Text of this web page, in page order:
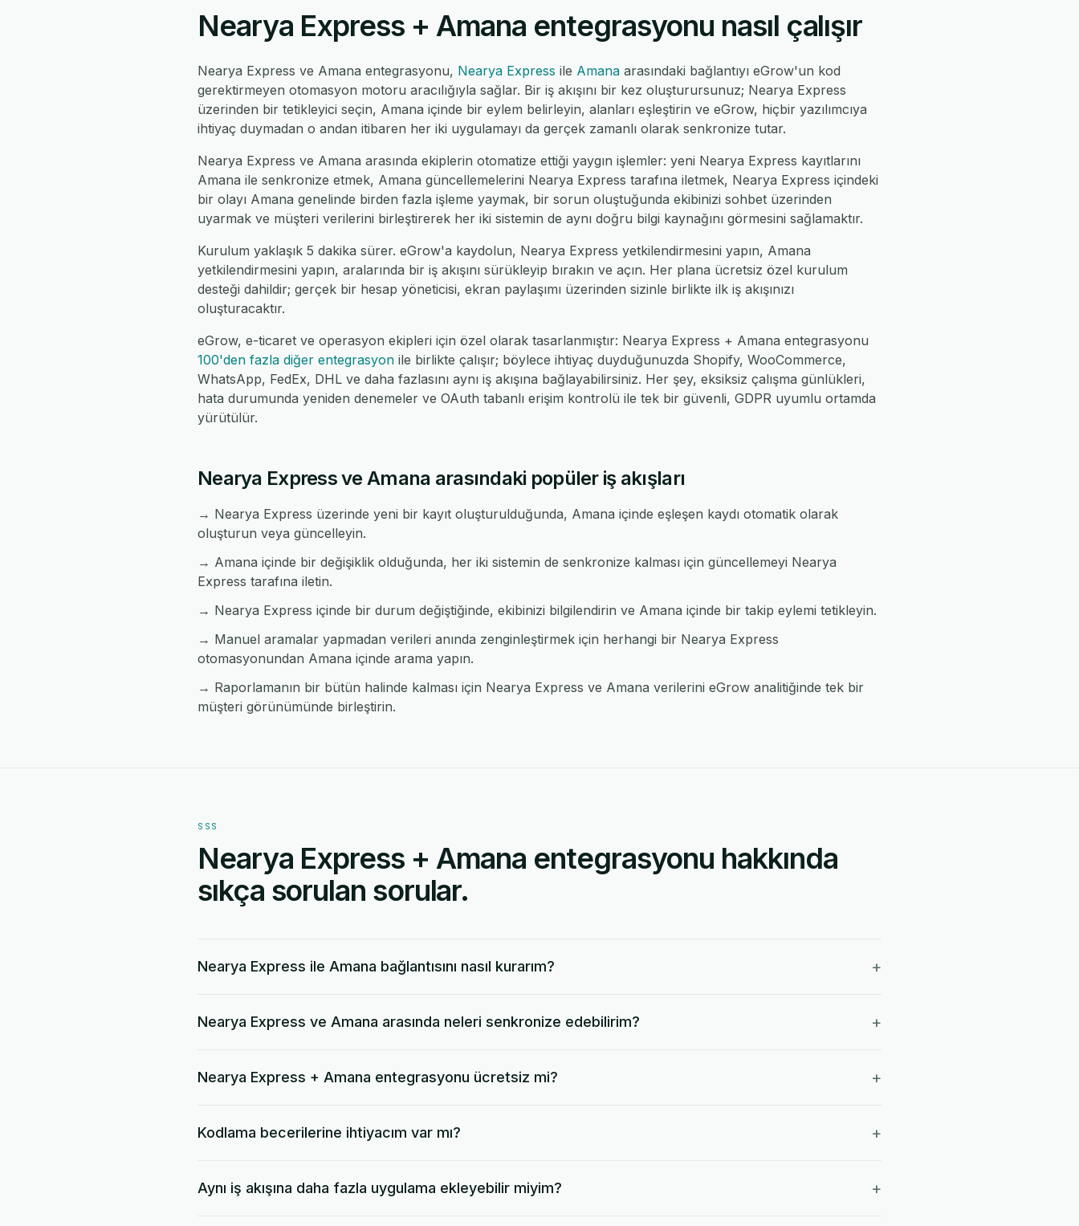
Nearya Express + Amana entegrasyonu nasıl çalışır
Nearya Express ve Amana entegrasyonu, Nearya Express ile Amana arasındaki bağlantıyı eGrow'un kod
gerektirmeyen otomasyon motoru aracılığıyla sağlar. Bir iş akışını bir kez oluşturursunuz; Nearya Express
üzerinden bir tetikleyici seçin, Amana içinde bir eylem belirleyin, alanları eşleştirin ve eGrow, hiçbir yazılımcıya
ihtiyaç duymadan o andan itibaren her iki uygulamayı da gerçek zamanlı olarak senkronize tutar.
Nearya Express ve Amana arasında ekiplerin otomatize ettiği yaygın işlemler: yeni Nearya Express kayıtlarını
Amana ile senkronize etmek, Amana güncellemelerini Nearya Express tarafına iletmek, Nearya Express içindeki
bir olayı Amana genelinde birden fazla işleme yaymak, bir sorun oluştuğunda ekibinizi sohbet üzerinden
uyarmak ve müşteri verilerini birleştirerek her iki sistemin de aynı doğru bilgi kaynağını görmesini sağlamaktır.
Kurulum yaklaşık 5 dakika sürer. eGrow'a kaydolun, Nearya Express yetkilendirmesini yapın, Amana
yetkilendirmesini yapın, aralarında bir iş akışını sürükleyip bırakın ve açın. Her plana ücretsiz özel kurulum
desteği dahildir; gerçek bir hesap yöneticisi, ekran paylaşımı üzerinden sizinle birlikte ilk iş akışınızı
oluşturacaktır.
eGrow, e-ticaret ve operasyon ekipleri için özel olarak tasarlanmıştır: Nearya Express + Amana entegrasyonu
100'den fazla diğer entegrasyon ile birlikte çalışır; böylece ihtiyaç duyduğunuzda Shopify, WooCommerce,
WhatsApp, FedEx, DHL ve daha fazlasını aynı iş akışına bağlayabilirsiniz. Her şey, eksiksiz çalışma günlükleri,
hata durumunda yeniden denemeler ve OAuth tabanlı erişim kontrolü ile tek bir güvenli, GDPR uyumlu ortamda
yürütülür.
Nearya Express ve Amana arasındaki popüler iş akışları
→ Nearya Express üzerinde yeni bir kayıt oluşturulduğunda, Amana içinde eşleşen kaydı otomatik olarak
oluşturun veya güncelleyin.
→ Amana içinde bir değişiklik olduğunda, her iki sistemin de senkronize kalması için güncellemeyi Nearya
Express tarafına iletin.
→ Nearya Express içinde bir durum değiştiğinde, ekibinizi bilgilendirin ve Amana içinde bir takip eylemi tetikleyin.
→ Manuel aramalar yapmadan verileri anında zenginleştirmek için herhangi bir Nearya Express
otomasyonundan Amana içinde arama yapın.
→ Raporlamanın bir bütün halinde kalması için Nearya Express ve Amana verilerini eGrow analitiğinde tek bir
müşteri görünümünde birleştirin.
SSS
Nearya Express + Amana entegrasyonu hakkında
sıkça sorulan sorular.
Nearya Express ile Amana bağlantısını nasıl kurarım? +
Nearya Express ve Amana arasında neleri senkronize edebilirim? +
Nearya Express + Amana entegrasyonu ücretsiz mi? +
Kodlama becerilerine ihtiyacım var mı? +
Aynı iş akışına daha fazla uygulama ekleyebilir miyim? +